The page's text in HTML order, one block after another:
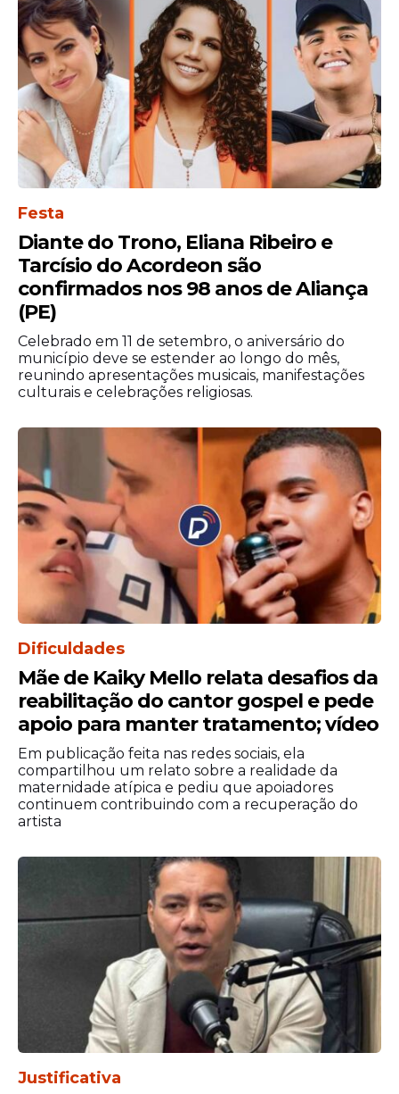
A decisão afetou não apenas os cristãos,
mas também muçulmanos e judeus.
Durante o período do Ramadã, a
tradicional movimentação na Mesquita de
Al-Aqsa foi drasticamente reduzida.
Da mesma forma, o Muro das
judaísmo, registrou baixa presença de fiéis
às vésperas do Pessach.
"A Cidade Velha e os locais
sagrados constituem uma área
complexa que não permite o
representa um desafio
significativo para a capacidade
de resposta e um risco real para
a vida humana em caso de um
incidente com múltiplas vítimas"
Festa
Diante do Trono, Eliana Ribeiro e
Tarcísio do Acordeon são
confirmados nos 98 anos de Aliança
(PE)
Celebrado em 11 de setembro, o aniversário do
município deve se estender ao longo do mês,
reunindo apresentações musicais, manifestações
culturais e celebrações religiosas.
Dificuldades
Mãe de Kaiky Mello relata desafios da
reabilitação do cantor gospel e pede
apoio para manter tratamento; vídeo
Em publicação feita nas redes sociais, ela
compartilhou um relato sobre a realidade da
maternidade atípica e pediu que apoiadores
continuem contribuindo com a recuperação do
artista
Justificativa